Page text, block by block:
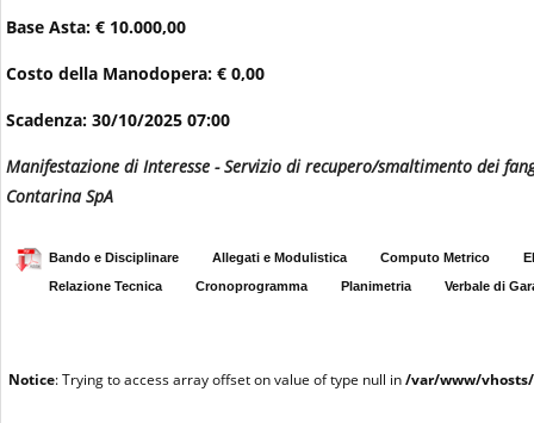
Base Asta: € 10.000,00
Costo della Manodopera: € 0,00
Scadenza: 30/10/2025 07:00
Manifestazione di Interesse - Servizio di recupero/smaltimento dei
Contarina SpA
Bando e Disciplinare Allegati e Modulistica Computo Metrico
Relazione Tecnica
Cronoprogramma Planimetria Verbale di
Notice: Trying to access array offset on value of type null in/var/www/